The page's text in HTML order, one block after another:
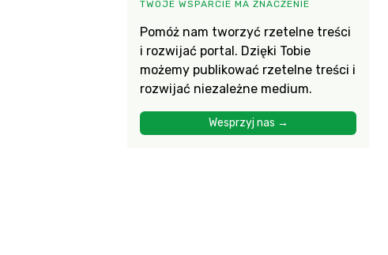
TWOJE WSPARCIE MA ZNACZENIE
Pomóż nam tworzyć rzetelne treści
i rozwijać portal. Dzięki Tobie
możemy publikować rzetelne treści i
rozwijać niezależne medium.
Wesprzyj nas →